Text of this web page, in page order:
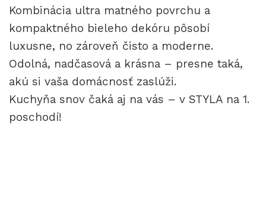
Kombinácia ultra matného povrchu a
kompaktného bieleho dekóru pôsobí
luxusne, no zároveň čisto a moderne.
Odolná, nadčasová a krásna – presne taká,
akú si vaša domácnosť zaslúži.
Kuchyňa snov čaká aj na vás – v STYLA na 1.
poschodí!